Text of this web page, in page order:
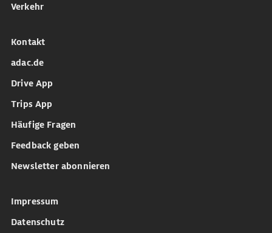
Verkehr
Kontakt
adac.de
Drive App
Trips App
Häufige Fragen
Feedback geben
Newsletter abonnieren
Impressum
Datenschutz